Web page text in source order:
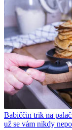
Babiččin trik na
už se vám nikdy